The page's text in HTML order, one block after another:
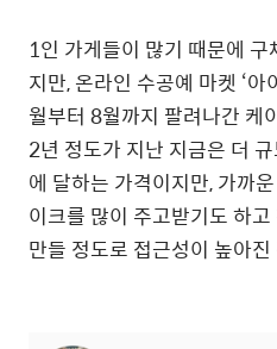
1인 가게들이 많기 때문에
지만, 온라인 수공예 마켓 ‘
월부터 8월까지 팔려나간 케
2년 정도가 지난 지금은 더
에 달하는 가격이지만, 가까
이크를 많이 주고받기도 하
만들 정도로 접근성이 높아